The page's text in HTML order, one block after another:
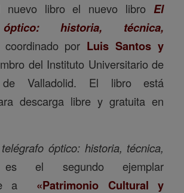
nuevo libro el nuevo libro El
historia, técnica,
por Luis Santos y
del Instituto Universitario de
de Valladolid. El libro está
descarga libre y gratuita en
óptico: historia, técnica,
el segundo ejemplar
a «Patrimonio Cultural y